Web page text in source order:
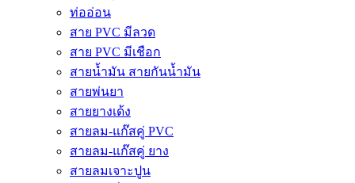
ท่ออ่อน
สาย PVC มีลวด
สาย PVC มีเชือก
สายน้ำมัน สายกันน้ำมัน
สายพ่นยา
สายยางเด้ง
สายลม-แก๊สคู่ PVC
สายลม-แก๊สคู่ ยาง
สายลมเจาะปูน